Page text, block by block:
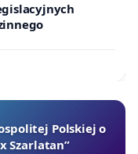
Polskiej o
Szarlatan”